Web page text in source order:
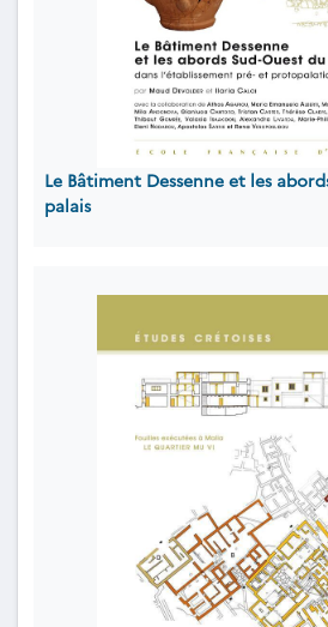
Le Bâtiment Dessenne et les
palais